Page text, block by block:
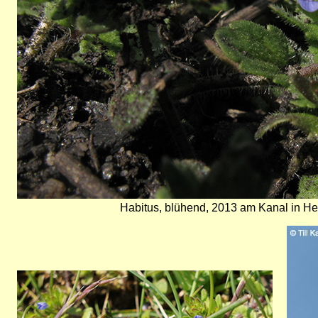
Habitus, blühend, 2013 am Kanal in
Bild
Bild